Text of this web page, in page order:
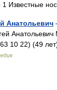
1 Известные
Анатольевич
10 22) (49